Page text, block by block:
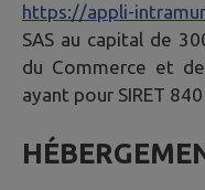
https://appli-
SAS au capital de
du Commerce et
ayant pour SIRET